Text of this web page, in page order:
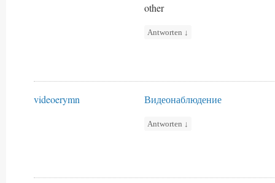
other
Antworten ↓
videoerymn Видеонаблюдение
Antworten ↓